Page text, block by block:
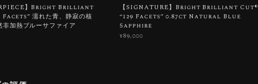
】Bright Brilliant
濡れた青、静寂の核
加熱ブルーサファイア
【SIGNATURE】Bright Brilliant Cut®︎
“129 Facets” 0.87ct Natural Blue
Sapphire
¥89,000